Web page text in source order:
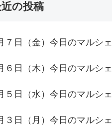
の投稿
７日（金）今日のマルシェ
６日（木）今日のマルシェ
５日（水）今日のマルシェ
３日（月）今日のマルシェ